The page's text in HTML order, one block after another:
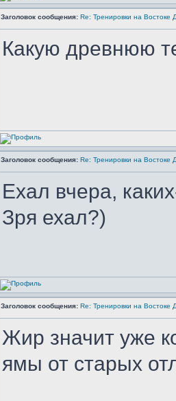
Заголовок сообщения: Re: Тренировки на
Какую древнюю
Заголовок сообщения: Re: Тренировки на
Ехал вчера,
Зря ехал?)
Заголовок сообщения: Re: Тренировки на
Жир значит уже
ямы от старых